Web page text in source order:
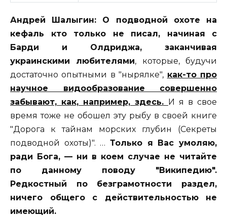
Андрей Шалыгин: О подводной охоте на
кефаль кто только не писал, начиная с
Барди и Олдриджа, заканчивая
украинскими любителями, которые, будучи
достаточно опытными в "нырялке", как-то про
научное видообразование совершенно
забывают, как, например, здесь.
И я в свое
время тоже не обошел эту рыбу в своей книге
"Дорога к тайнам морских глубин (Секреты
подводной охоты)". … Только я Вас умоляю,
ради Бога, — ни в коем случае не читайте
по данному поводу "Википедию".
Редкостный по безграмотности раздел,
ничего общего с действительностью не
имеющий.